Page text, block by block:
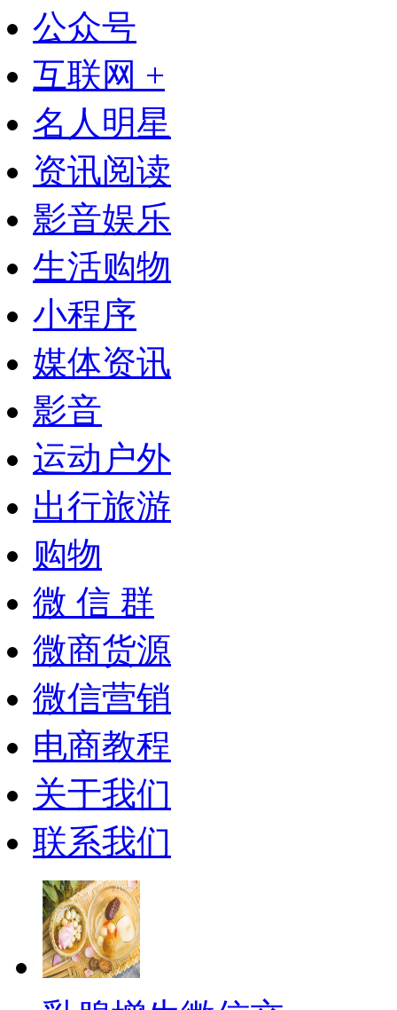
公众号
互联网 +
名人明星
资讯阅读
影音娱乐
生活购物
小程序
媒体资讯
影音
运动户外
出行旅游
购物
微 信 群
微商货源
微信营销
电商教程
关于我们
联系我们